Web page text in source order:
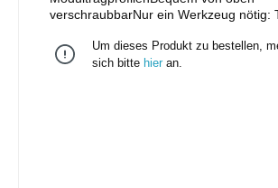
verschraubbarNur ein Werkzeug nötig:
MarktUniversell einsetzbar für alle
120) mit den gleichen statischen
Um dieses Produkt zu bestellen,
sich bitte hier an.